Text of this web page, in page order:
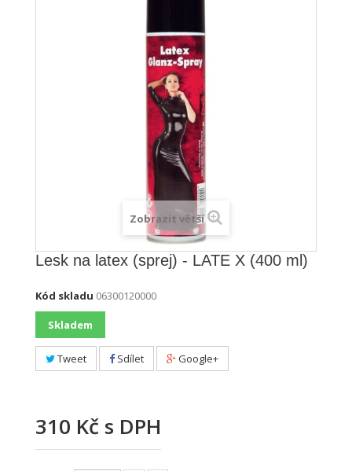
Zobrazit větší
Lesk na latex (sprej) - LATE X (400 ml)
Kód skladu 06300120000
Skladem
Tweet Sdílet Google+
310 Kč s DPH